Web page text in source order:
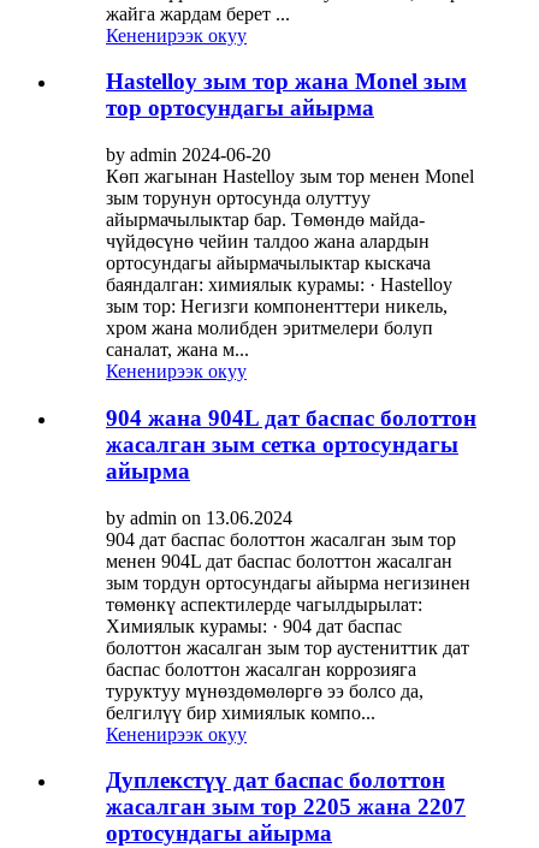
жайга жардам берет ...
Кененирээк окуу
Hastelloy зым тор жана Monel зым
тор ортосундагы айырма
by admin 2024-06-20
Көп жагынан Hastelloy зым тор менен Monel
зым торунун ортосунда олуттуу
айырмачылыктар бар. Төмөндө майда-
чүйдөсүнө чейин талдоо жана алардын
ортосундагы айырмачылыктар кыскача
баяндалган: химиялык курамы: · Hastelloy
зым тор: Негизги компоненттери никель,
хром жана молибден эритмелери болуп
саналат, жана м...
Кененирээк окуу
904 жана 904L дат баспас болоттон
жасалган зым сетка ортосундагы
айырма
by admin on 13.06.2024
904 дат баспас болоттон жасалган зым тор
менен 904L дат баспас болоттон жасалган
зым тордун ортосундагы айырма негизинен
төмөнкү аспектилерде чагылдырылат:
Химиялык курамы: · 904 дат баспас
болоттон жасалган зым тор аустениттик дат
баспас болоттон жасалган коррозияга
туруктуу мүнөздөмөлөргө ээ болсо да,
белгилүү бир химиялык компо...
Кененирээк окуу
Дуплекстүү дат баспас болоттон
жасалган зым тор 2205 жана 2207
ортосундагы айырма